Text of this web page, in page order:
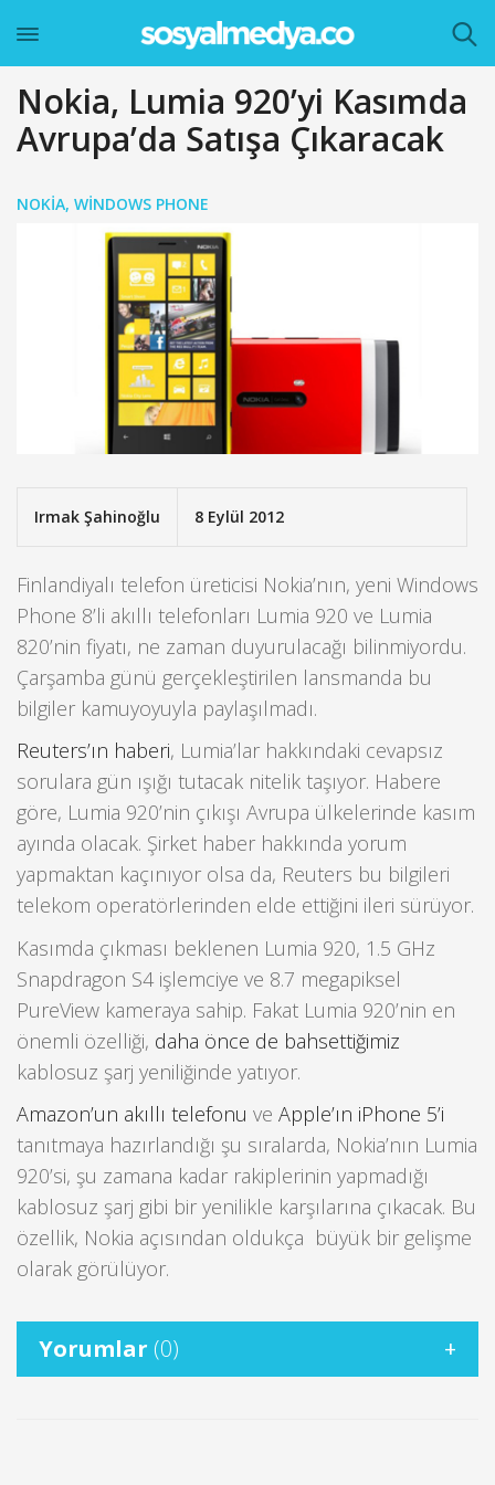
Nokia, Lumia 920’yi Kasımda
Avrupa’da Satışa Çıkaracak
NOKIA, WINDOWS PHONE
Irmak Şahinoğlu 8 Eylül 2012
Finlandiyalı telefon üreticisi Nokia’nın, yeni Windows
Phone 8’li akıllı telefonları Lumia 920 ve Lumia
820’nin fiyatı, ne zaman duyurulacağı bilinmiyordu.
Çarşamba günü gerçekleştirilen lansmanda bu
bilgiler kamuyoyuyla paylaşılmadı.
Reuters’ın haberi, Lumia’lar hakkındaki cevapsız
sorulara gün ışığı tutacak nitelik taşıyor. Habere
göre, Lumia 920’nin çıkışı Avrupa ülkelerinde kasım
ayında olacak. Şirket haber hakkında yorum
yapmaktan kaçınıyor olsa da, Reuters bu bilgileri
telekom operatörlerinden elde ettiğini ileri sürüyor.
Kasımda çıkması beklenen Lumia 920, 1.5 GHz
Snapdragon S4 işlemciye ve 8.7 megapiksel
PureView kameraya sahip. Fakat Lumia 920’nin en
önemli özelliği, daha önce de bahsettiğimiz
kablosuz şarj yeniliğinde yatıyor.
Amazon’un akıllı telefonu ve Apple’ın iPhone 5’i
tanıtmaya hazırlandığı şu sıralarda, Nokia’nın Lumia
920’si, şu zamana kadar rakiplerinin yapmadığı
kablosuz şarj gibi bir yenilikle karşılarına çıkacak. Bu
özellik, Nokia açısından oldukça büyük bir gelişme
olarak görülüyor.
Yorumlar (0)